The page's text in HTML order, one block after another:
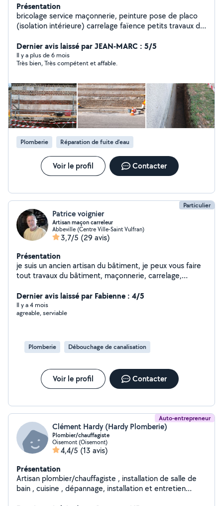
Présentation
bricolage service maçonnerie, peinture pose de placo
(isolation intérieure) carrelage faïence petits travaux de
Dernier avis laissé par JEAN-MARC : 5/5
Il y a plus de 6 mois
Très bien, Très compétent et affable.
Plomberie Réparation de fuite d'eau
Voir le profil Contacter
Particulier
Patrice voignier
Artisan maçon carreleur
Abbeville (Centre Ville-Saint Vulfran)
3,7/5 (29 avis)
Présentation
je suis un ancien artisan du bâtiment, je peux vous faire
tout travaux du bâtiment, maçonnerie, carrelage,
camion de 13m2 je peux vous emmener faire vos
courses en berline très cordialement
Dernier avis laissé par Fabienne : 4/5
Il y a 4 mois
agreable, serviable
Plomberie Débouchage de canalisation
Voir le profil Contacter
Auto-entrepreneur
Clément Hardy (Hardy Plomberie)
Plombier/chauffagiste
Oisemont (Oisemont)
4,4/5 (13 avis)
Présentation
Artisan plombier/chauffagiste , installation de salle de
bain , cuisine , dépannage, installation et entretien